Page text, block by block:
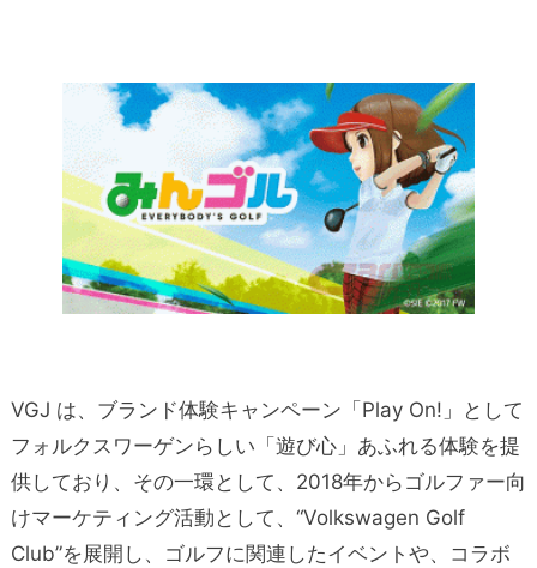
VGJ は、ブランド体験キャンペーン「Play On!」として
フォルクスワーゲンらしい「遊び心」あふれる体験を提
供しており、その一環として、2018年からゴルファー向
けマーケティング活動として、“Volkswagen Golf
Club”を展開し、ゴルフに関連したイベントや、コラボ